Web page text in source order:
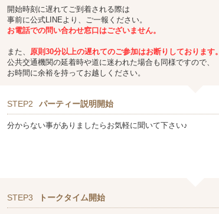
開始時刻に遅れてご到着される際は
事前に公式LINEより、ご一報ください。
お電話での問い合わせ窓口はございません。
また、 原則30分以上の遅れてのご参加はお断りしております。
公共交通機関の延着時や道に迷われた場合も同様ですので、
お時間に余裕を持ってお越しください。
STEP2 パーティー説明開始
分からない事がありましたらお気軽に聞いて下さい♪
STEP3 トークタイム開始